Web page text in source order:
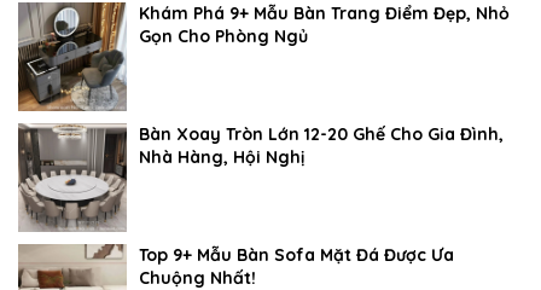
Khám Phá 9+ Mẫu Bàn Trang Điểm Đẹp, Nhỏ
Gọn Cho Phòng Ngủ
Bàn Xoay Tròn Lớn 12-20 Ghế Cho Gia Đình,
Nhà Hàng, Hội Nghị
Top 9+ Mẫu Bàn Sofa Mặt Đá Được Ưa
Chuộng Nhất!